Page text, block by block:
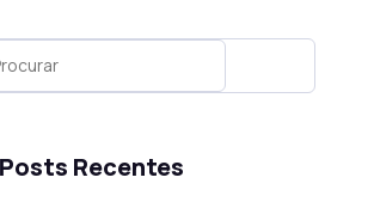
Posts Recentes